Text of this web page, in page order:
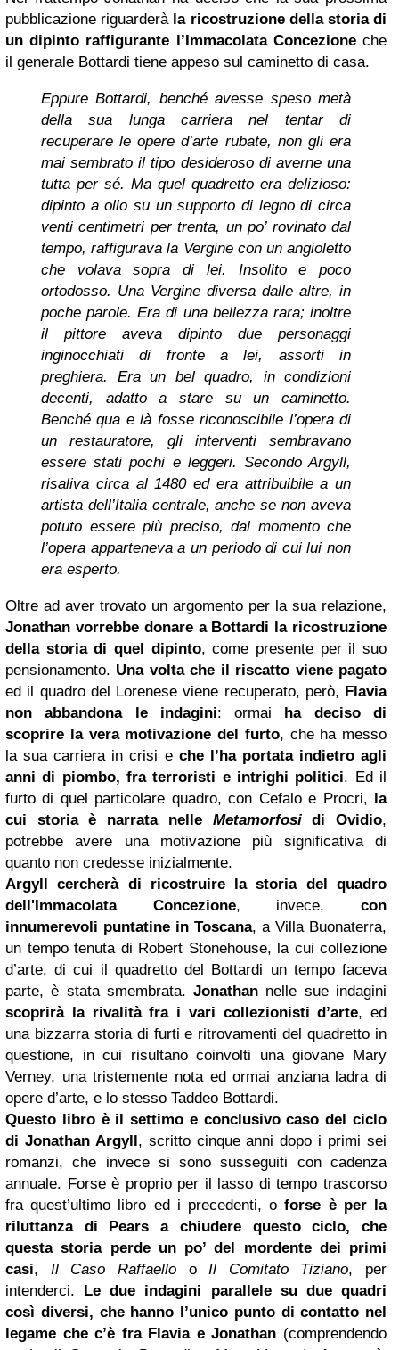
pubblicazione riguarderàla ricostruzione della storia di
un dipinto raffigurante l’Immacolata Concezioneche
il generale Bottardi tiene appeso sul caminetto di casa.
Eppure Bottardi, benché avesse speso metà
della sua lunga carriera nel tentar di
recuperare le opere d’arte rubate, non gli era
mai sembrato il tipo desideroso di averne una
tutta per sé. Ma quel quadretto era delizioso:
dipinto a olio su un supporto di legno di circa
venti centimetri per trenta, un po’ rovinato dal
tempo, raffigurava la Vergine con un angioletto
che volava sopra di lei. Insolito e poco
ortodosso. Una Vergine diversa dalle altre, in
poche parole. Era di una bellezza rara; inoltre
il pittore aveva dipinto due personaggi
inginocchiati di fronte a lei, assorti in
preghiera. Era un bel quadro, in condizioni
decenti, adatto a stare su un caminetto.
Benché qua e là fosse riconoscibile l’opera di
un restauratore, gli interventi sembravano
essere stati pochi e leggeri. Secondo Argyll,
risaliva circa al 1480 ed era attribuibile a un
artista dell’Italia centrale, anche se non aveva
potuto essere più preciso, dal momento che
l’opera apparteneva a un periodo di cui lui non
era esperto.
Oltre ad aver trovato un argomento per la sua relazione,
Jonathan vorrebbe donare a Bottardi la ricostruzione
della storia di quel dipinto, come presente per il suo
pensionamento. Una volta che il riscatto viene pagato
ed il quadro del Lorenese viene recuperato, però, Flavia
non abbandona le indagini: ormai ha deciso di
scoprire la vera motivazione del furto, che ha messo
la sua carriera in crisi e che l’ha portata indietro agli
anni di piombo, fra terroristi e intrighi politici. Ed il
furto di quel particolare quadro, con Cefalo e Procri, la
cui storia è narrata nelle Metamorfosidi Ovidio,
potrebbe avere una motivazione più significativa di
quanto non credesse inizialmente.
Argyll cercherà di ricostruire la storia del quadro
dell'Immacolata Concezione, invece,con
innumerevoli puntatine in Toscana, a Villa Buonaterra,
un tempo tenuta di Robert Stonehouse, la cui collezione
d’arte, di cui il quadretto del Bottardi un tempo faceva
parte, è stata smembrata.Jonathan nelle sue indagini
scoprirà la rivalità fra i vari collezionisti d’arte, ed
una bizzarra storia di furti e ritrovamenti del quadretto in
questione, in cui risultano coinvolti una giovane Mary
Verney, una tristemente nota ed ormai anziana ladra di
opere d’arte, e lo stesso Taddeo Bottardi.
Questo libro è il settimo e conclusivo caso del ciclo
di Jonathan Argyll, scritto cinque anni dopo i primi sei
romanzi, che invece si sono susseguiti con cadenza
annuale. Forse è proprio per il lasso di tempo trascorso
fra quest’ultimo libro ed i precedenti, o forse è per la
riluttanza di Pears a chiudere questo ciclo, che
questa storia perde un po’ del mordente dei primi
casi, Il Caso RaffaellooIl Comitato Tiziano, per
intenderci. Le due indagini parallele su due quadri
così diversi, che hanno l’unico punto di contatto nel
legame che c’è fra Flavia e Jonathan (comprendendo